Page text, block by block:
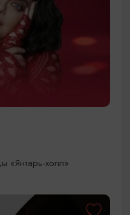
«Янтарь-холл»